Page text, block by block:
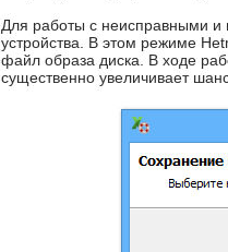
Для работы с неисправными и
устройства. В этом режиме
файл образа диска. В ходе
существенно увеличивает